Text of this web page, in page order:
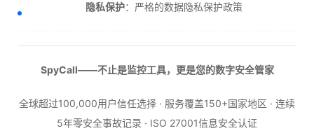
隐私保护：严格的数据隐私保护政策
SpyCall——不止是监控工具，更是您的数字安全管家
全球超过100,000用户信任选择 · 服务覆盖150+国家地区 · 连续
5年零安全事故记录 · ISO 27001信息安全认证